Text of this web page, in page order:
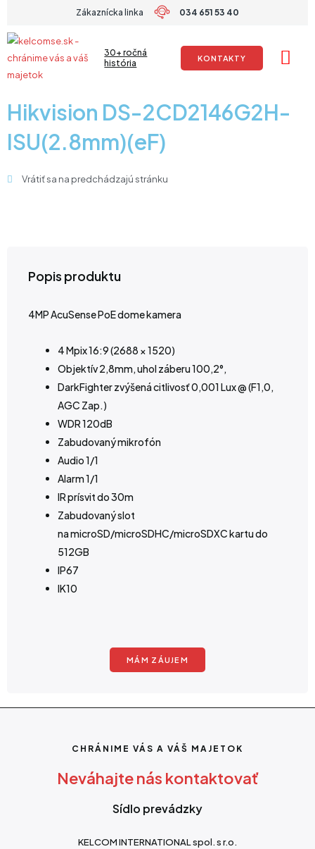
obsah
Zákaznícka linka 034 651 53 40
30+ ročná
história
KONTAKTY
Hikvision DS-2CD2146G2H-
ISU(2.8mm)(eF)
Vrátiť sa na predchádzajú stránku
Popis produktu
4MP AcuSense PoE dome kamera
4 Mpix 16:9 (2688 × 1520)
Objektív 2,8mm, uhol záberu 100,2°,
DarkFighter zvýšená citlivosť 0,001 Lux @ (F1,0,
AGC Zap.)
WDR 120dB
Zabudovaný mikrofón
Audio 1/1
Alarm 1/1
IR prísvit do 30m
Zabudovaný slot
na microSD/microSDHC/microSDXC kartu do
512GB
IP67
IK10
MÁM ZÁUJEM
CHRÁNIME VÁS A VÁŠ MAJETOK
Neváhajte nás kontaktovať
Sídlo prevádzky
KELCOM INTERNATIONAL spol. s r.o.